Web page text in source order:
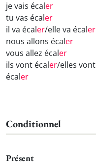
je vais écaler
tu vas écaler
il va écaler/elle va écaler
nous allons écaler
vous allez écaler
ils vont écaler/elles vont
écaler
Conditionnel
Présent